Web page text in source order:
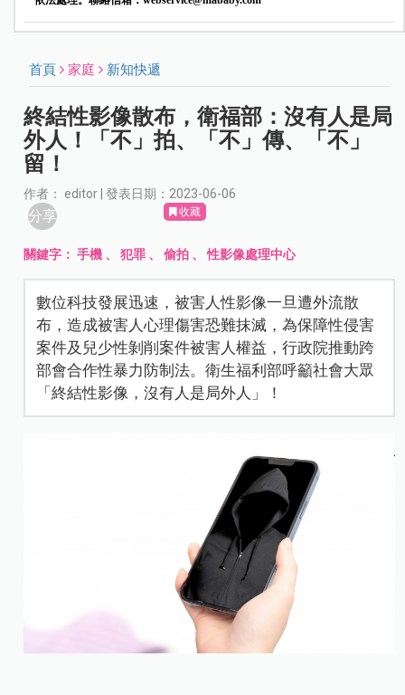
首頁 家庭 新知快遞
終結性影像散布，衛福部：沒有人是局
外人！「不」拍、「不」傳、「不」
留！
作者： editor | 發表日期：2023-06-06
分享 收藏
關鍵字：手機 、犯罪 、偷拍 、性影像處理中心
數位科技發展迅速，被害人性影像一旦遭外流散
布，造成被害人心理傷害恐難抹滅，為保障性侵害
案件及兒少性剝削案件被害人權益，行政院推動跨
部會合作性暴力防制法。衛生福利部呼籲社會大眾
「終結性影像，沒有人是局外人」！